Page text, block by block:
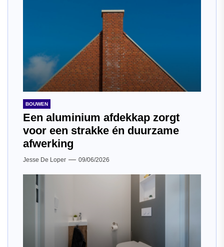
BOUWEN
Een aluminium afdekkap zorgt
voor een strakke én duurzame
afwerking
Jesse De Loper 09/06/2026